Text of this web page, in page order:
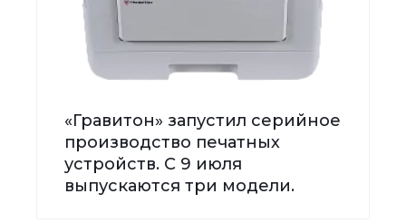
«Гравитон» запустил серийное
производство печатных
устройств. С 9 июля
выпускаются три модели.